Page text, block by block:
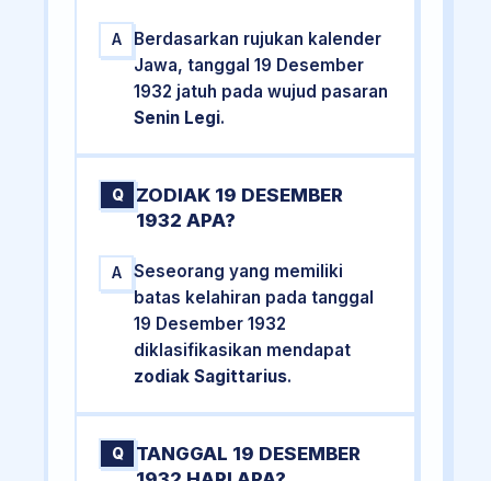
A
Berdasarkan rujukan kalender
Jawa, tanggal 19 Desember
1932 jatuh pada wujud pasaran
Senin Legi.
Q
ZODIAK 19 DESEMBER
1932 APA?
A
Seseorang yang memiliki
batas kelahiran pada tanggal
19 Desember 1932
diklasifikasikan mendapat
zodiak Sagittarius.
Q
TANGGAL 19 DESEMBER